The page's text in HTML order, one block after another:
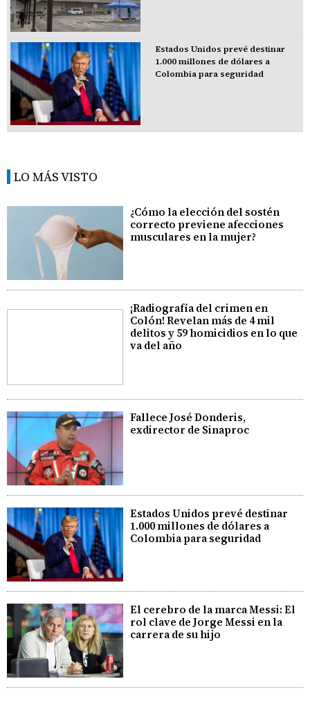
Estados Unidos prevé destinar
1.000 millones de dólares a
Colombia para seguridad
LO MÁS VISTO
¿Cómo la elección del sostén
correcto previene afecciones
musculares en la mujer?
¡Radiografía del crimen en
Colón! Revelan más de 4 mil
delitos y 59 homicidios en lo que
va del año
Fallece José Donderis,
exdirector de Sinaproc
Estados Unidos prevé destinar
1.000 millones de dólares a
Colombia para seguridad
El cerebro de la marca Messi: El
rol clave de Jorge Messi en la
carrera de su hijo